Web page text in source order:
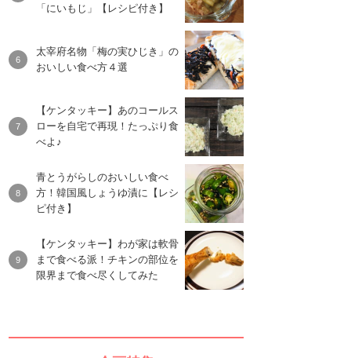
「にいもじ」【レシピ付き】
太宰府名物「梅の実ひじき」の
おいしい食べ方４選
【ケンタッキー】あのコールス
ローを自宅で再現！たっぷり食
べよ♪
青とうがらしのおいしい食べ
方！韓国風しょうゆ漬に【レシ
ピ付き】
【ケンタッキー】わが家は軟骨
まで食べる派！チキンの部位を
限界まで食べ尽くしてみた